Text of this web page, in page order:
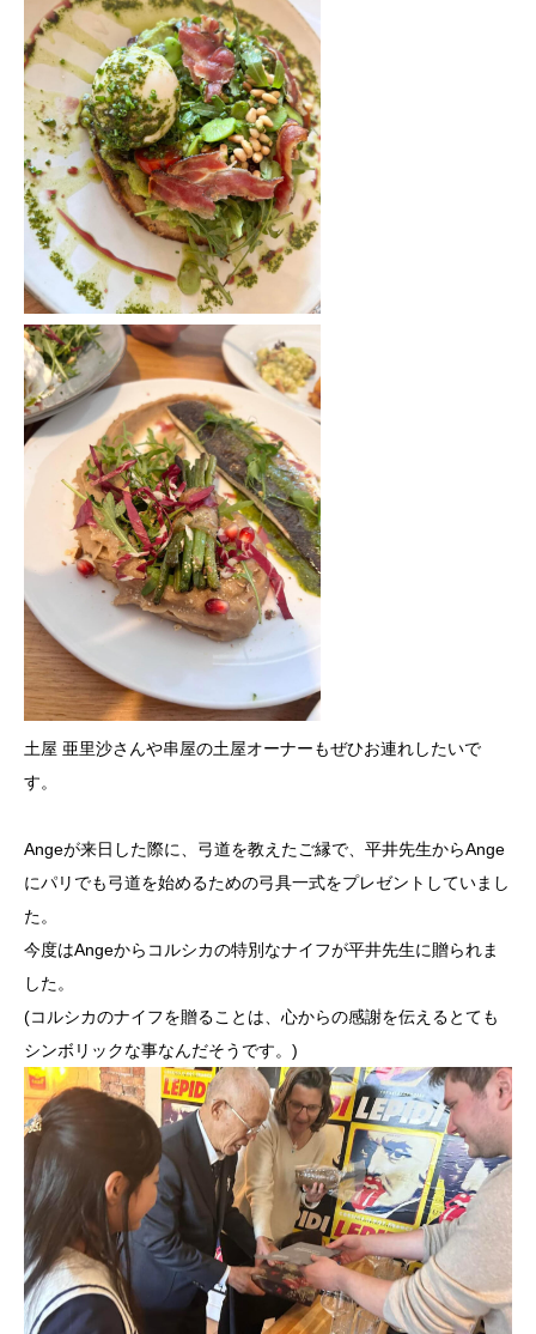
土屋 亜里沙さんや串屋の土屋オーナーもぜひお連れしたいで
す。
Angeが来日した際に、弓道を教えたご縁で、平井先生からAnge
にパリでも弓道を始めるための弓具一式をプレゼントしていま し
た。
今度はAngeからコルシカの特別なナイフが平井先生に贈られま
した。
(コルシカのナイフを贈ることは、心からの感謝を伝えるとても
シンボリックな事なんだそうです。)